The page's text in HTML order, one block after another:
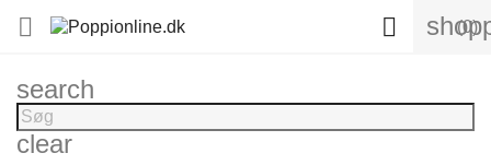
 (0)

search
clear